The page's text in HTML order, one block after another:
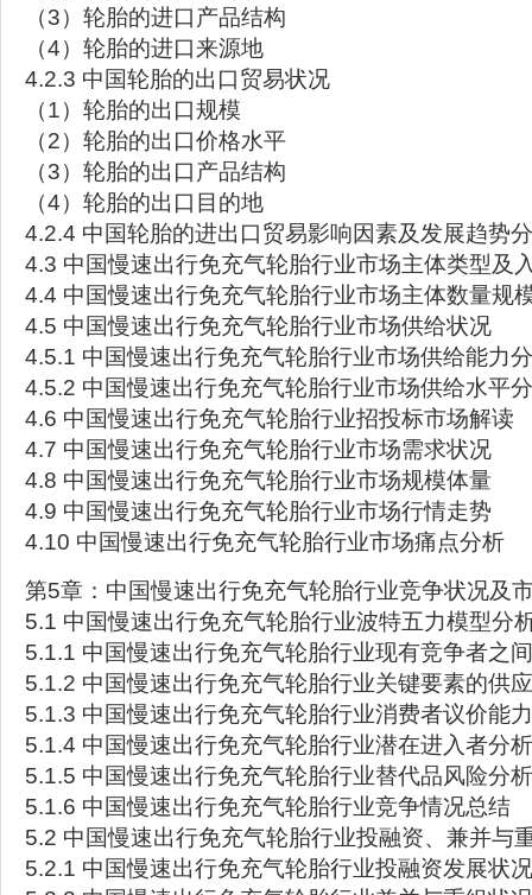
（3）轮胎的进口产品结构
（4）轮胎的进口来源地
4.2.3 中国轮胎的出口贸易状况
（1）轮胎的出口规模
（2）轮胎的出口价格水平
（3）轮胎的出口产品结构
（4）轮胎的出口目的地
4.2.4 中国轮胎的进出口贸易影响因素及发展趋势
4.3 中国慢速出行免充气轮胎行业市场主体类型及
4.4 中国慢速出行免充气轮胎行业市场主体数量规
4.5 中国慢速出行免充气轮胎行业市场供给状况
4.5.1 中国慢速出行免充气轮胎行业市场供给能力
4.5.2 中国慢速出行免充气轮胎行业市场供给水平
4.6 中国慢速出行免充气轮胎行业招投标市场解读
4.7 中国慢速出行免充气轮胎行业市场需求状况
4.8 中国慢速出行免充气轮胎行业市场规模体量
4.9 中国慢速出行免充气轮胎行业市场行情走势
4.10 中国慢速出行免充气轮胎行业市场痛点分析
第5章：中国慢速出行免充气轮胎行业竞争状况及
5.1 中国慢速出行免充气轮胎行业波特五力模型分
5.1.1 中国慢速出行免充气轮胎行业现有竞争者之
5.1.2 中国慢速出行免充气轮胎行业关键要素的供
5.1.3 中国慢速出行免充气轮胎行业消费者议价能
5.1.4 中国慢速出行免充气轮胎行业潜在进入者分析
5.1.5 中国慢速出行免充气轮胎行业替代品风险分析
5.1.6 中国慢速出行免充气轮胎行业竞争情况总结
5.2 中国慢速出行免充气轮胎行业投融资、兼并与
5.2.1 中国慢速出行免充气轮胎行业投融资发展状况